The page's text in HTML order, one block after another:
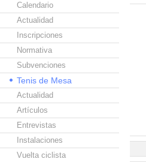
Calendario
Actualidad
Inscripciones
Normativa
Subvenciones
Tenis de Mesa
Actualidad
Artículos
Entrevistas
Instalaciones
Vuelta ciclista